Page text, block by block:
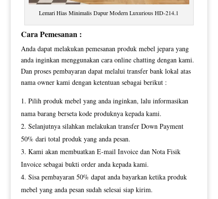
Lemari Hias Minimalis Dapur Modern Luxurious HD-214.1
Cara Pemesanan :
Anda dapat melakukan pemesanan produk mebel jepara yang
anda inginkan menggunakan cara online chatting dengan kami.
Dan proses pembayaran dapat melalui transfer bank lokal atas
nama owner kami dengan ketentuan sebagai berikut :
Pilih produk mebel yang anda inginkan, lalu informasikan
nama barang berseta kode produknya kepada kami.
Selanjutnya silahkan melakukan transfer Down Payment
50% dari total produk yang anda pesan.
Kami akan membuatkan E-mail Invoice dan Nota Fisik
Invoice sebagai bukti order anda kepada kami.
Sisa pembayaran 50% dapat anda bayarkan ketika produk
mebel yang anda pesan sudah selesai siap kirim.